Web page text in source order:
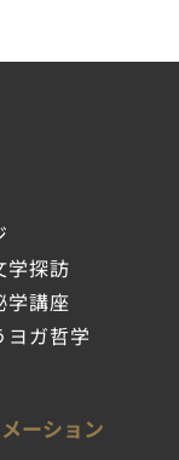
学探訪
学講座
ヨガ哲学
ーション